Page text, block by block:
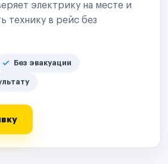
электрику на месте и
технику в рейс без
Без эвакуации